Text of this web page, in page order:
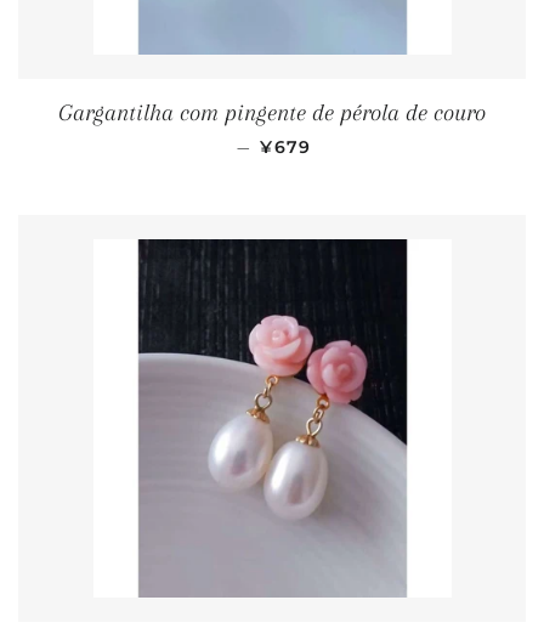
Gargantilha com pingente de pérola de couro
— PREÇO PROMOCIONAL
¥679